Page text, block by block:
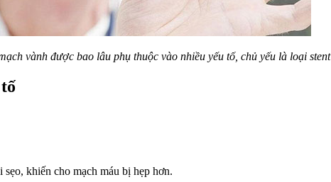
vành được bao lâu phụ thuộc vào nhiều yếu tố, chủ yếu là loại stent
khiến cho mạch máu bị hẹp hơn.